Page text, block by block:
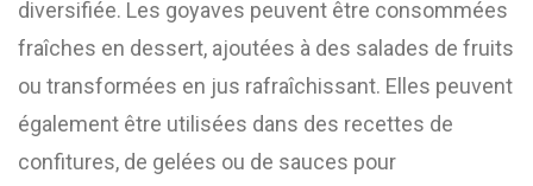
diversifiée. Les goyaves peuvent être consommées
fraîches en dessert, ajoutées à des salades de fruits
ou transformées en jus rafraîchissant. Elles peuvent
également être utilisées dans des recettes de
confitures, de gelées ou de sauces pour